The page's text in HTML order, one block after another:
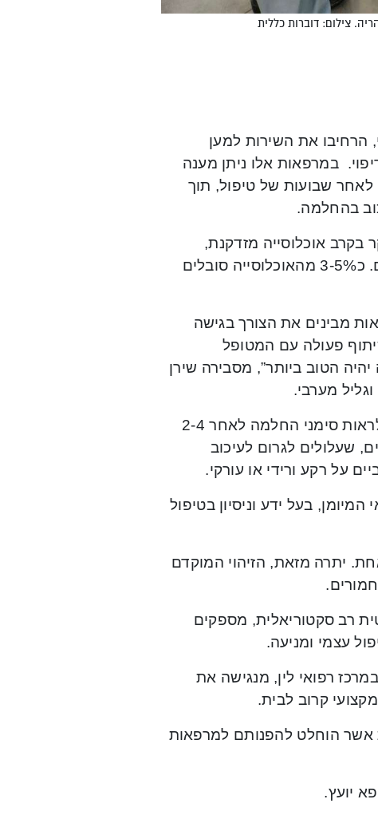
צילום: דוברות כללית
הרחיבו את השירות למען
במרפאות אלו ניתן מענה
שבועות של טיפול, תוך
בהחלמה.
בקרב אוכלוסייה מזדקנת,
המשפיעה על איכות החיים ויכולה להוביל לסיבוכים חמורים. כ3-5% מהאוכלוסייה סובלים
מבינים את הצורך בגישה
פעולה עם המטופל
הטוב ביותר”, מסבירה שירן
מערבי.
במרפאות אלו ניתן מענה למטופלים עם פצעים, שלא ניתן לראות סימני החלמה לאחר 2-4
שעלולים לגרום לעיכוב
על רקע ורידי או עורקי.
בעל ידע וניסיון בטיפול
יתרה מזאת, הזיהוי המוקדם
רב סקטוריאלית, מספקים
עצמי ומניעה.
רפואי לין, מנגישה את
קרוב לבית.
אשר הוחלט להפנותם למרפאות